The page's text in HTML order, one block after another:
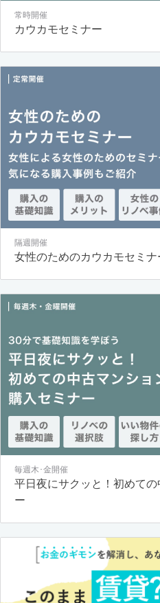
常時開催
カウカモセミナー
隔週開催
女性のためのカウカモセミナ
毎週木･金開催
平日夜にサクッと！初めて
ー